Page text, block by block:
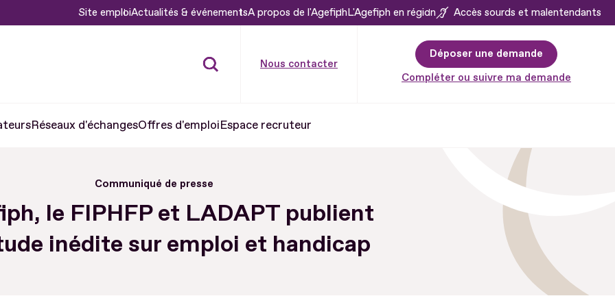
Site emploiActualités & événementsA propos de l'AgefiphL'Agefiph en région Accès sourds et malentendants
Nous contacter
Déposer une demande
Compléter ou suivre ma demande
Réseaux d'échangesOffres d'emploiEspace recruteur
Communiqué de presse
le FIPHFP et LADAPT publient
inédite sur emploi et handicap